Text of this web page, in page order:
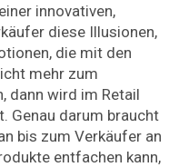
innovativen,
diese Illusionen,
die mit den
mehr zum
dann wird im Retail
Genau darum braucht
bis zum Verkäufer an
entfachen kann,